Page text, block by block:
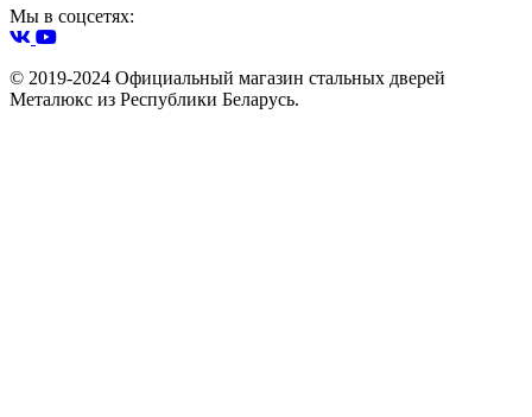
Мы в соцсетях:
© 2019-2024 Официальный магазин стальных дверей
Металюкс из Республики Беларусь.